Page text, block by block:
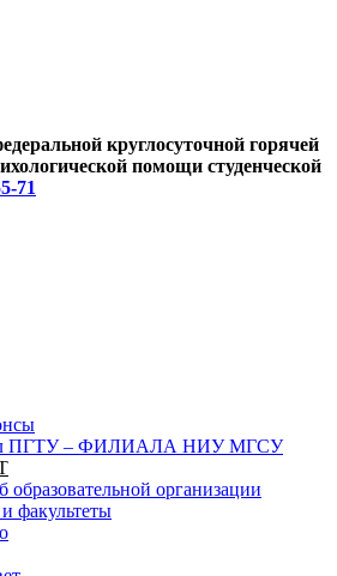
круглосуточной горячей
помощи студенческой
71
ПГТУ – ФИЛИАЛА НИУ МГСУ
образовательной организации
факультеты